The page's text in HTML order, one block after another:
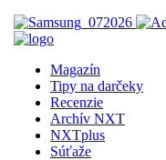
Magazín
Tipy na darčeky
Recenzie
Archív NXT
NXTplus
Súťaže